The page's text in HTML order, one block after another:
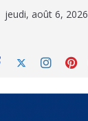
jeudi, août 6, 2026